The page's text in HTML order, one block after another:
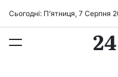
Сьогодні: П’ятниця, 7 Серпня